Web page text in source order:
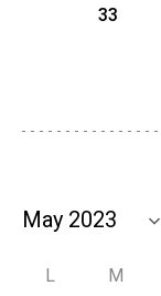
33
L M